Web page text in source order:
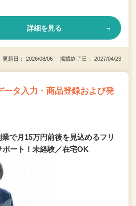
詳細を見る
更新日： 2026/08/06 掲載終了日： 2027/04/23
ータ入力・商品登録および発
業で月15万円前後を見込めるフリ
ート！未経験／在宅OK